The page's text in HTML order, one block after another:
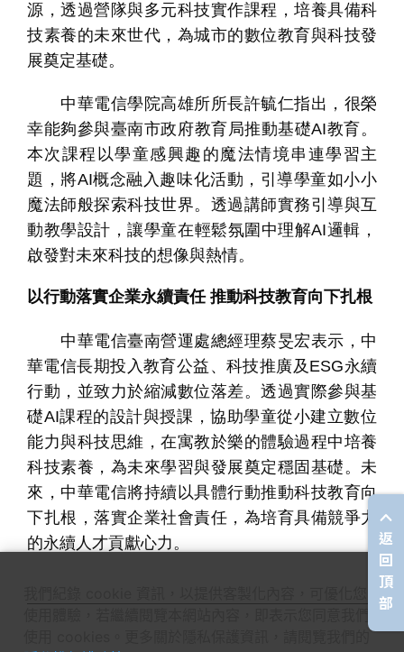
源，透過營隊與多元科技實作課程，培養具備科
技素養的未來世代，為城市的數位教育與科技發
展奠定基礎。
中華電信學院高雄所所長許毓仁指出，很榮
幸能夠參與臺南市政府教育局推動基礎AI教育。
本次課程以學童感興趣的魔法情境串連學習主
題，將AI概念融入趣味化活動，引導學童如小小
魔法師般探索科技世界。透過講師實務引導與互
動教學設計，讓學童在輕鬆氛圍中理解AI邏輯，
啟發對未來科技的想像與熱情。
以行動落實企業永續責任 推動科技教育向下扎根
中華電信臺南營運處總經理蔡旻宏表示，中
華電信長期投入教育公益、科技推廣及 ESG永續
行動，並致力於縮減數位落差。透過實際參與基
礎AI課程的設計與授課，協助學童從小建立數位
能力與科技思維，在寓教於樂的體驗過程中培養
科技素養，為未來學習與發展奠定穩固基礎。未
來，中華電信將持續以具體行動推動科技教育向
下扎根，落實企業社會責任，為培育具備競爭力
的永續人才貢獻心力。
返
回
頂
部
我們紀錄 cookie 資訊，以提供客製化內容，可優化您的